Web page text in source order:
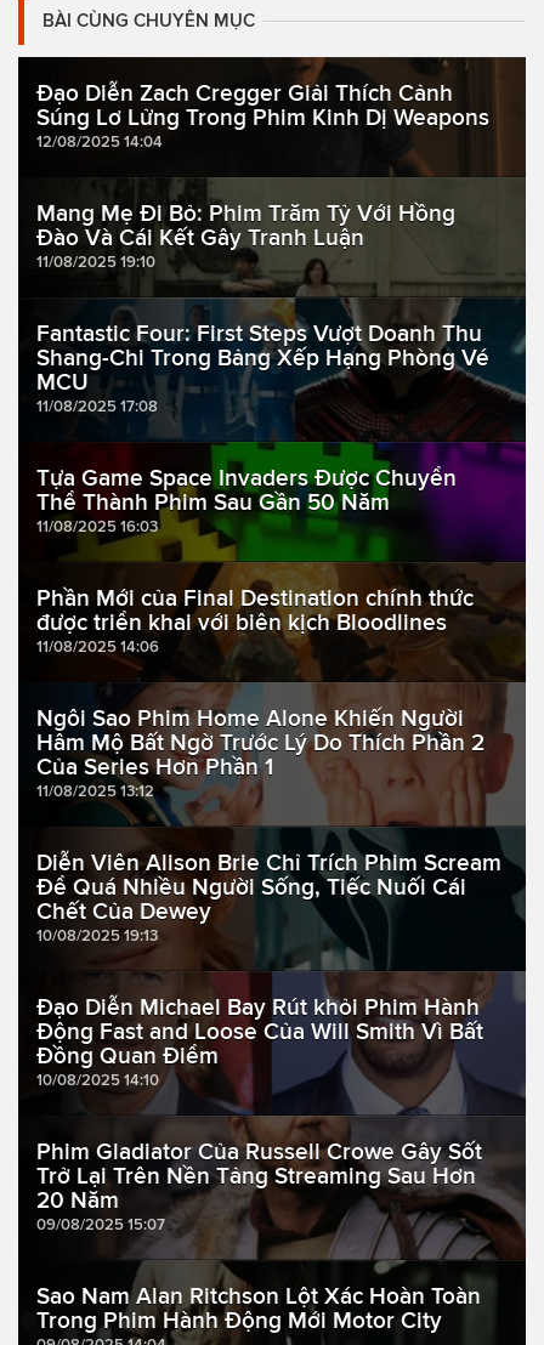
BÀI CÙNG CHUYÊN MỤC
Đạo Diễn Zach Cregger Giải Thích Cảnh
Súng Lơ Lửng Trong Phim Kinh Dị Weapons
12/08/2025 14:04
Mang Mẹ Đi Bỏ: Phim Trăm Tỷ Với Hồng
Đào Và Cái Kết Gây Tranh Luận
11/08/2025 19:10
Fantastic Four: First Steps Vượt Doanh Thu
Shang-Chi Trong Bảng Xếp Hạng Phòng Vé
MCU
11/08/2025 17:08
Tựa Game Space Invaders Được Chuyển
Thể Thành Phim Sau Gần 50 Năm
11/08/2025 16:03
Phần Mới của Final Destination chính thức
được triển khai với biên kịch Bloodlines
11/08/2025 14:06
Ngôi Sao Phim Home Alone Khiến Người
Hâm Mộ Bất Ngờ Trước Lý Do Thích Phần 2
Của Series Hơn Phần 1
11/08/2025 13:12
Diễn Viên Alison Brie Chỉ Trích Phim Scream
Để Quá Nhiều Người Sống, Tiếc Nuối Cái
Chết Của Dewey
10/08/2025 19:13
Đạo Diễn Michael Bay Rút khỏi Phim Hành
Động Fast and Loose Của Will Smith Vì Bất
Đồng Quan Điểm
10/08/2025 14:10
Phim Gladiator Của Russell Crowe Gây Sốt
Trở Lại Trên Nền Tảng Streaming Sau Hơn
20 Năm
09/08/2025 15:07
Sao Nam Alan Ritchson Lột Xác Hoàn Toàn
Trong Phim Hành Động Mới Motor City